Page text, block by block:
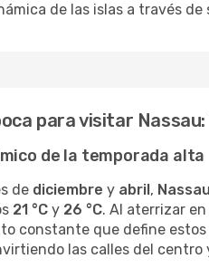
de las islas a través
para visitar
de la temporada alta
de diciembre y abril, Nassau
21 °C y 26 °C. Al aterrizar en
constante que define
las calles del